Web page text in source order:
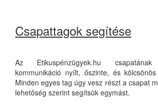
Csapattagok segítése
Az Etikuspénzügyek.hu
kommunikáció nyílt, őszinte, és
Minden egyes tag úgy vesz részt a csapat
lehetőség szerint segítsük egymást.